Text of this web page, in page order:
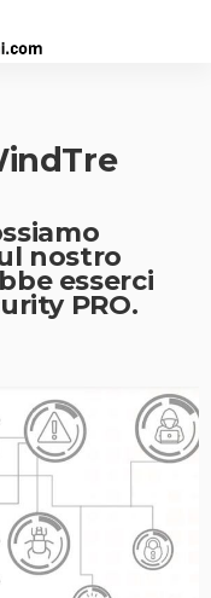
nostro
esserci
PRO.